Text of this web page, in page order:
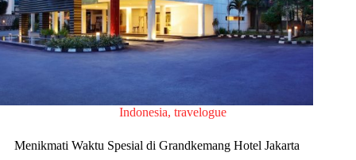
Indonesia, travelogue
Menikmati Waktu Spesial di Grandkemang Hotel Jakarta